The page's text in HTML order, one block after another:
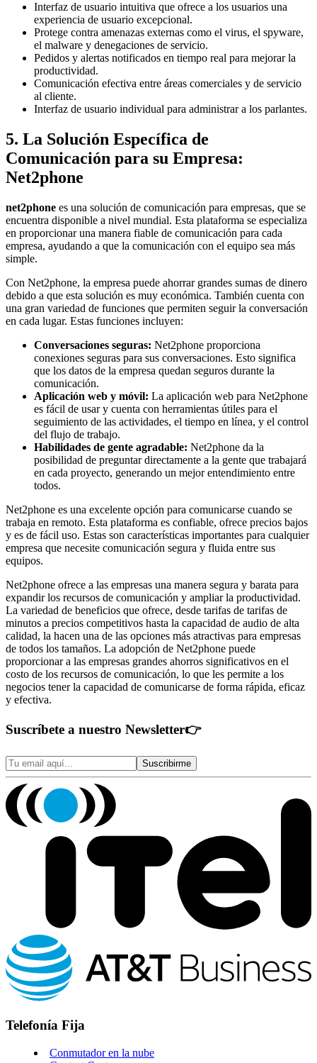
Interfaz de usuario intuitiva que ofrece a los usuarios una
experiencia de usuario excepcional.
Protege contra amenazas externas como el virus, el spyware,
el malware y denegaciones de servicio.
Pedidos y alertas notificados en tiempo real para mejorar la
productividad.
Comunicación efectiva entre áreas comerciales y de servicio
al cliente.
Interfaz de usuario individual para administrar a los parlantes.
5. La Solución Específica de
Comunicación para su Empresa:
Net2phone
net2phone es una solución de comunicación para empresas, que se
encuentra disponible a nivel mundial. Esta plataforma se especializa
en proporcionar una manera fiable de comunicación para cada
empresa, ayudando a que la comunicación con el equipo sea más
simple.
Con Net2phone, la empresa puede ahorrar grandes sumas de dinero
debido a que esta solución es muy económica. También cuenta con
una gran variedad de funciones que permiten seguir la conversación
en cada lugar. Estas funciones incluyen:
Conversaciones seguras: Net2phone proporciona
conexiones seguras para sus conversaciones. Esto significa
que los datos de la empresa quedan seguros durante la
comunicación.
Aplicación web y móvil: La aplicación web para Net2phone
es fácil de usar y cuenta con herramientas útiles para el
seguimiento de las actividades, el tiempo en línea, y el control
del flujo de trabajo.
Habilidades de gente agradable: Net2phone da la
posibilidad de preguntar directamente a la gente que trabajará
en cada proyecto, generando un mejor entendimiento entre
todos.
Net2phone es una excelente opción para comunicarse cuando se
trabaja en remoto. Esta plataforma es confiable, ofrece precios bajos
y es de fácil uso. Estas son características importantes para cualquier
empresa que necesite comunicación segura y fluida entre sus
equipos.
Net2phone ofrece a las empresas una manera segura y barata para
expandir los recursos de comunicación y ampliar la productividad.
La variedad de beneficios que ofrece, desde tarifas de tarifas de
minutos a precios competitivos hasta la capacidad de audio de alta
calidad, la hacen una de las opciones más atractivas para empresas
de todos los tamaños. La adopción de Net2phone puede
proporcionar a las empresas grandes ahorros significativos en el
costo de los recursos de comunicación, lo que les permite a los
negocios tener la capacidad de comunicarse de forma rápida, eficaz
y efectiva.
Suscríbete a nuestro Newsletter👉
Suscribirme
Telefonía Fija
Conmutador en la nube